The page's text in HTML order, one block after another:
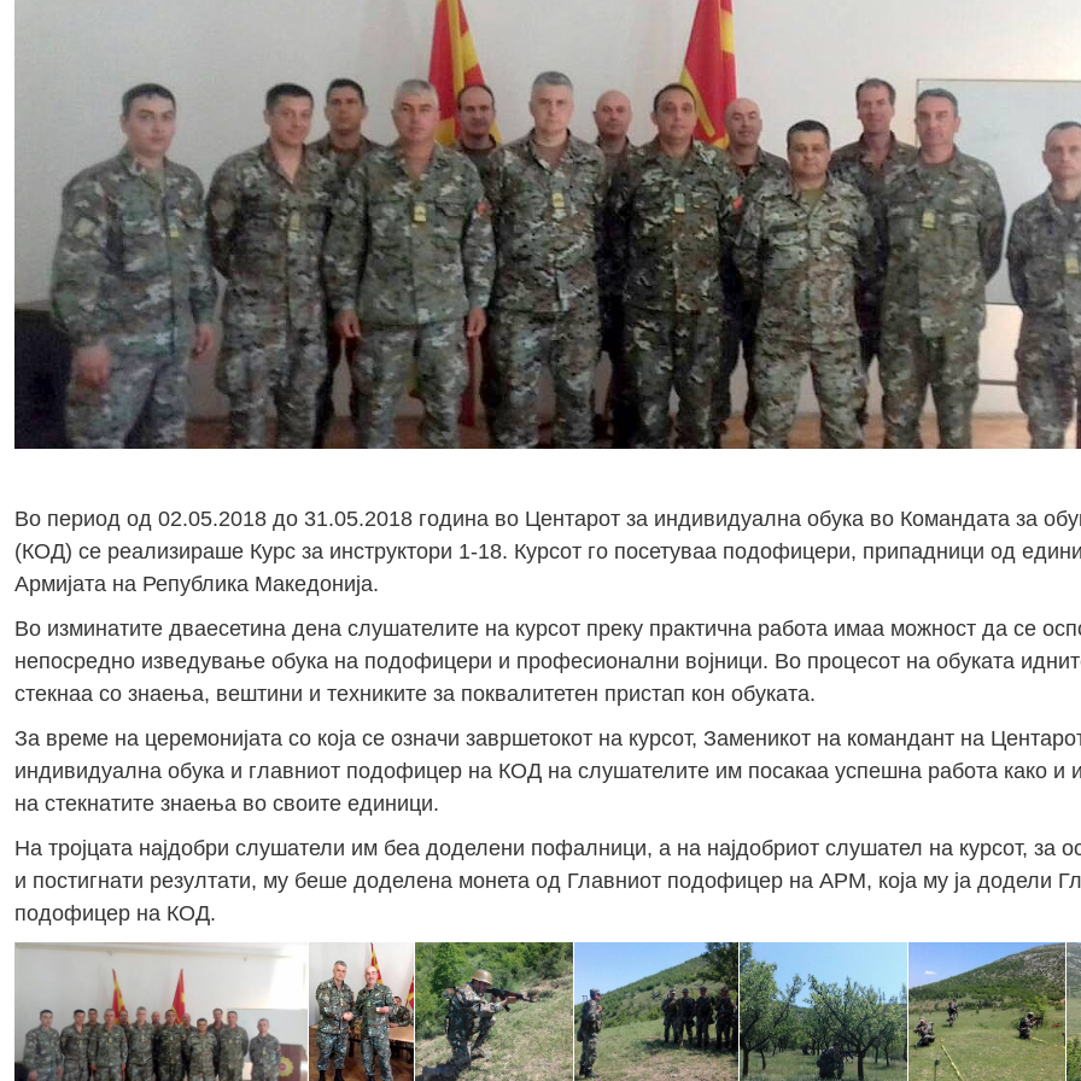
Во период од 02.05.2018 до 31.05.2018 година во Центарот за индивидуална обука во Командата за
(КОД) се реализираше Курс за инструктори 1-18. Курсот го посетуваа подофицери, припадници од
Армијата на Република Македонија.
Во изминатите дваесетина дена слушателите на курсот преку практична работа имаа можност да се
непосредно изведување обука на подофицери и професионални војници. Во процесот на обуката
стекнаа со знаења, вештини и техниките за поквалитетен пристап кон обуката.
За време на церемонијата со која се означи завршетокот на курсот, Заменикот на командант на
индивидуална обука и главниот подофицер на КОД на слушателите им посакаа успешна работа како
на стекнатите знаења во своите единици.
На тројцата најдобри слушатели им беа доделени пофалници, а на најдобриот слушател на курсот, за
и постигнати резултати, му беше доделена монета од Главниот подофицер на АРМ, која му ја додели
подофицер на КОД.